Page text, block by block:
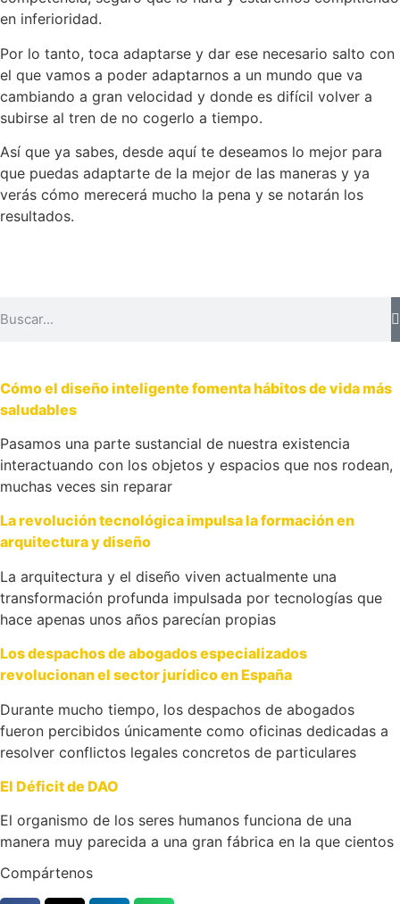
en inferioridad.
Por lo tanto, toca adaptarse y dar ese necesario salto con
el que vamos a poder adaptarnos a un mundo que va
cambiando a gran velocidad y donde es difícil volver a
subirse al tren de no cogerlo a tiempo.
Así que ya sabes, desde aquí te deseamos lo mejor para
que puedas adaptarte de la mejor de las maneras y ya
verás cómo merecerá mucho la pena y se notarán los
resultados.
Cómo el diseño inteligente fomenta hábitos de vida más
saludables
Pasamos una parte sustancial de nuestra existencia
interactuando con los objetos y espacios que nos rodean,
muchas veces sin reparar
La revolución tecnológica impulsa la formación en
arquitectura y diseño
La arquitectura y el diseño viven actualmente una
transformación profunda impulsada por tecnologías que
hace apenas unos años parecían propias
Los despachos de abogados especializados
revolucionan el sector jurídico en España
Durante mucho tiempo, los despachos de abogados
fueron percibidos únicamente como oficinas dedicadas a
resolver conflictos legales concretos de particulares
El Déficit de DAO
El organismo de los seres humanos funciona de una
manera muy parecida a una gran fábrica en la que cientos
Compártenos